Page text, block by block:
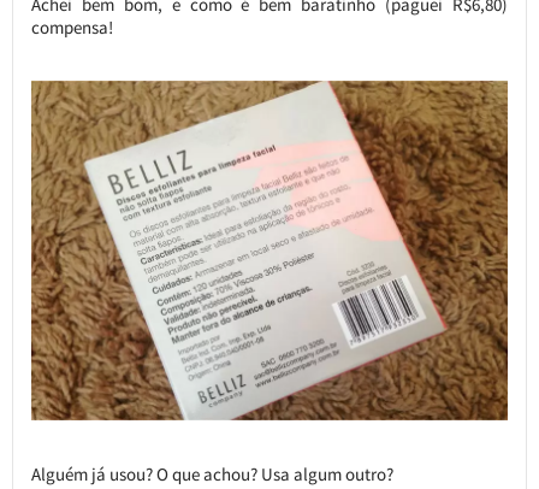
compensa!
Alguém já usou? O que achou? Usa algum outro?